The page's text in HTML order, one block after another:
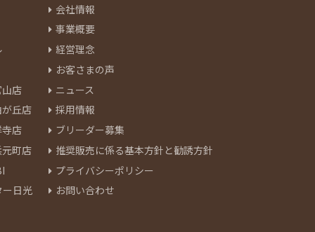
店
丘店
店
町店
日光
会社情報
事業概要
経営理念
お客さまの声
ニュース
採用情報
ブリーダー募集
推奨販売に係る基本方針と勧誘方針
プライバシーポリシー
お問い合わせ